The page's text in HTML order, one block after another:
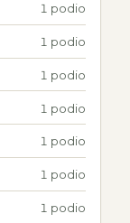
1 podio
1 podio
1 podio
1 podio
1 podio
1 podio
1 podio